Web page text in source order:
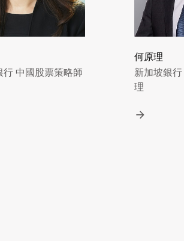
行 中國股票策略師
何原理
新加坡銀
理